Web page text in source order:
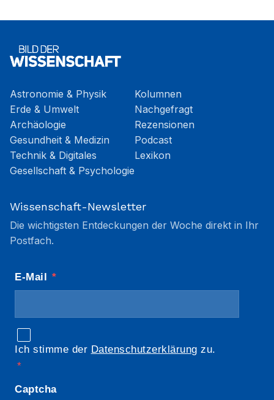
Astronomie & Physik
Erde & Umwelt
Archäologie
Gesundheit & Medizin
Technik & Digitales
Gesellschaft & Psychologie
Kolumnen
Nachgefragt
Rezensionen
Podcast
Lexikon
Wissenschaft-Newsletter
Die wichtigsten Entdeckungen der Woche direkt in Ihr
Postfach.